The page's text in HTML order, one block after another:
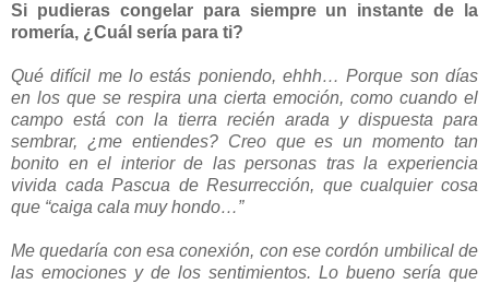
Si pudieras congelar para siempre un instante de la
romería, ¿Cuál sería para ti?
Qué difícil me lo estás poniendo, ehhh… Porque son días
en los que se respira una cierta emoción, como cuando el
campo está con la tierra recién arada y dispuesta para
sembrar, ¿me entiendes? Creo que es un momento tan
bonito en el interior de las personas tras la experiencia
vivida cada Pascua de Resurrección, que cualquier cosa
que “caiga cala muy hondo…”
Me quedaría con esa conexión, con ese cordón umbilical de
las emociones y de los sentimientos. Lo bueno sería que